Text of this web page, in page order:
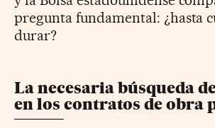
pregunta fundamental: ¿hasta
durar?
La necesaria búsqueda
en los contratos de obra